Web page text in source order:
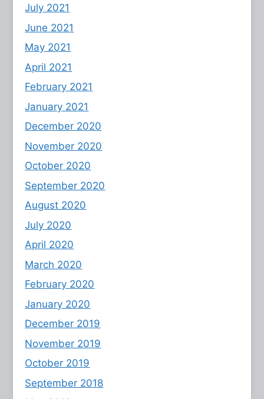
July 2021
June 2021
May 2021
April 2021
February 2021
January 2021
December 2020
November 2020
October 2020
September 2020
August 2020
July 2020
April 2020
March 2020
February 2020
January 2020
December 2019
November 2019
October 2019
September 2018